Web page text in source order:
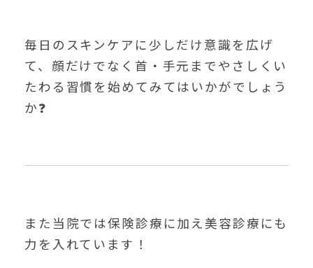
毎日のスキンケアに少しだけ意識を広げ
て、顔だけでなく首・手元までやさしくい
たわる習慣を始めてみてはいかがでしょう
か❓
また当院では保険診療に加え美容診療にも
力を入れています！